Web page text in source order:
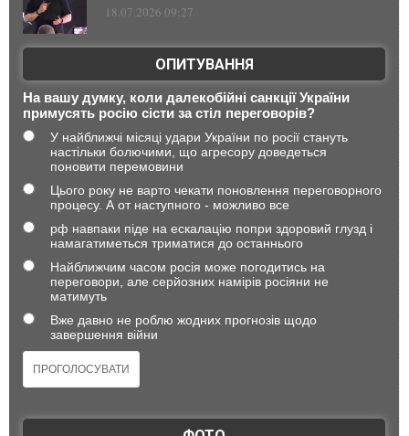
18.07.2026 09:27
ОПИТУВАННЯ
На вашу думку, коли далекобійні санкції України
примусять росію сісти за стіл переговорів?
У найближчі місяці удари України по росії стануть
настільки болючими, що агресору доведеться
поновити перемовини
Цього року не варто чекати поновлення переговорного
процесу. А от наступного - можливо все
рф навпаки піде на ескалацію попри здоровий глузд і
намагатиметься триматися до останнього
Найближчим часом росія може погодитись на
переговори, але серйозних намірів росіяни не
матимуть
Вже давно не роблю жодних прогнозів щодо
завершення війни